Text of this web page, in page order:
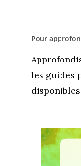
Pour
les guides